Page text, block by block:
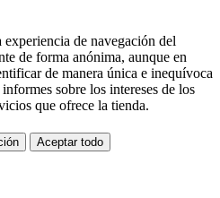
de navegación del
de forma anónima, aunque en
de manera única e inequívoca
sobre los intereses de los
que ofrece la tienda.
Aceptar todo